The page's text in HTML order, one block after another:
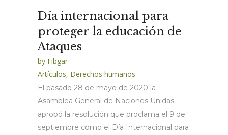
Día internacional para
proteger la educación de
Ataques
by Fibgar
Artículos, Derechos humanos
El pasado 28 de mayo de 2020 la
Asamblea General de Naciones Unidas
aprobó la resolución que proclama el 9 de
septiembre como el Día Internacional para